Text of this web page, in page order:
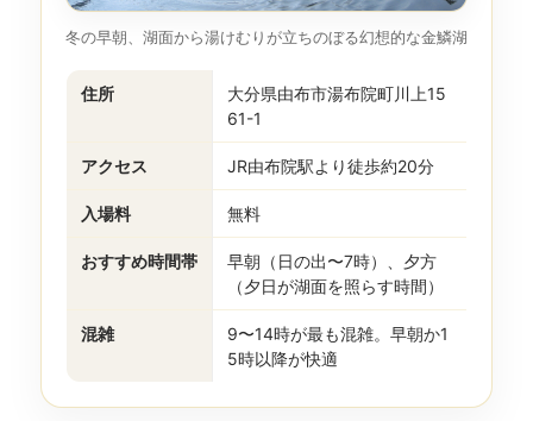
冬の早朝、湖面から湯けむりが立ちのぼる幻想的な金鱗湖
住所
大分県由布市湯布院町川上15
61-1
アクセス JR由布院駅より徒歩約20分
入場料 無料
おすすめ時間帯
早朝（日の出〜7時）、夕方
（夕日が湖面を照らす時間）
混雑
9〜14時が最も混雑。早朝か1
5時以降が快適